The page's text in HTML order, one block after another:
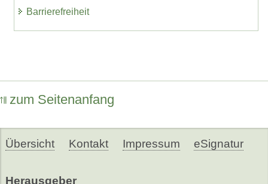
Barrierefreiheit
zum Seitenanfang
Übersicht Kontakt Impressum eSignatur
Herausgeber